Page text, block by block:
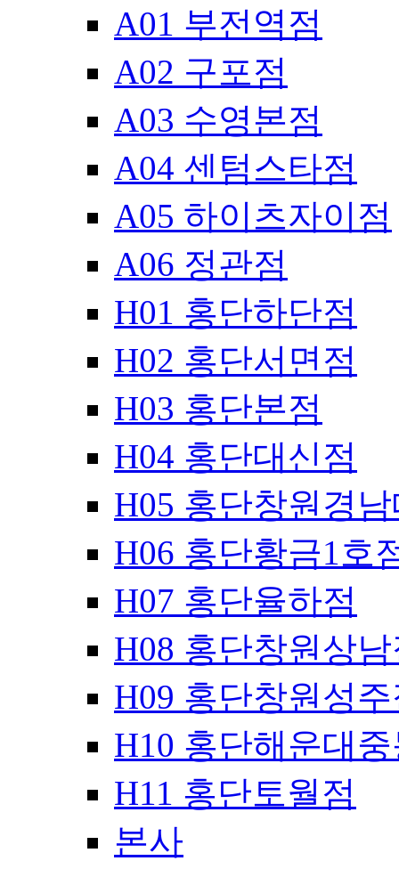
A01 부전역점
A02 구포점
A03 수영본점
A04 센텀스타점
A05 하이츠자이점
A06 정관점
H01 홍단하단점
H02 홍단서면점
H03 홍단본점
H04 홍단대신점
H05 홍단창원경
H06 홍단황금1호
H07 홍단율하점
H08 홍단창원상
H09 홍단창원성
H10 홍단해운대
H11 홍단토월점
본사